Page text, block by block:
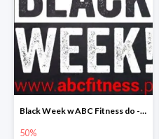
Black Week w ABC Fitness do -50%
50%